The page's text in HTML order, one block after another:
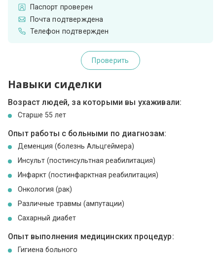
Паспорт проверен
Почта подтверждена
Телефон подтвержден
Проверить
Навыки сиделки
Возраст людей, за которыми вы ухаживали:
Cтарше 55 лет
Опыт работы с больными по диагнозам:
Деменция (болезнь Альцгеймера)
Инсульт (постинсультная реабилитация)
Инфаркт (постинфарктная реабилитация)
Онкология (рак)
Различные травмы (ампутации)
Сахарный диабет
Опыт выполнения медицинских процедур:
Гигиена больного